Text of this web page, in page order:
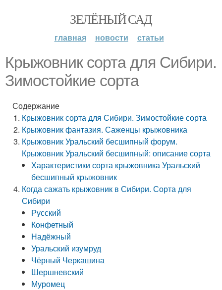
ЗЕЛЁНЫЙ САД
главная новости статьи
Крыжовник сорта для Сибири.
Зимостойкие сорта
Содержание
Крыжовник сорта для Сибири. Зимостойкие сорта
Крыжовник фантазия. Саженцы крыжовника
Крыжовник Уральский бесшипный форум.
Крыжовник Уральский бесшипный: описание сорта
Характеристики сорта крыжовника Уральский
бесшипный крыжовник
Когда сажать крыжовник в Сибири. Сорта для
Сибири
Русский
Конфетный
Надёжный
Уральский изумруд
Чёрный Черкашина
Шершневский
Муромец